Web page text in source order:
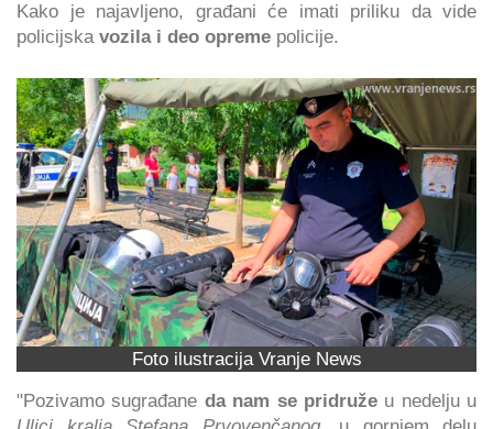
Kako je najavljeno, građani će imati priliku da vide
policijska vozila i deo opreme policije.
Foto ilustracija Vranje News
"Pozivamo sugrađane da nam se pridruže u nedelju u